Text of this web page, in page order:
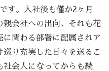
す。入社後も僅か2ヶ月
親会社への出向、それも花
関わる部署に配属されア
り充実した日々を送るこ
社会人になってからも続